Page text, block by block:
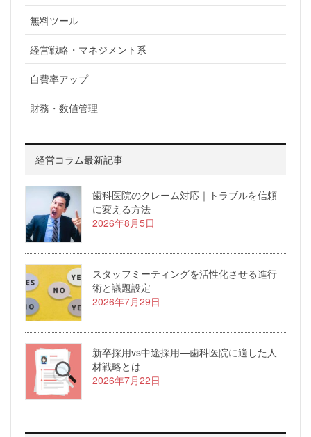
無料ツール
経営戦略・マネジメント系
自費率アップ
財務・数値管理
経営コラム最新記事
歯科医院のクレーム対応｜トラブルを信頼
に変える方法
2026年8月5日
スタッフミーティングを活性化させる進行
術と議題設定
2026年7月29日
新卒採用vs中途採用—歯科医院に適した人
材戦略とは
2026年7月22日